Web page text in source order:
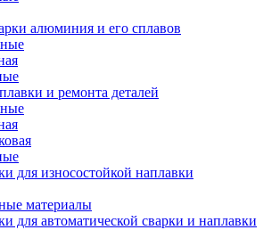
алюминия и его сплавов
и ремонта деталей
для износостойкой наплавки
материалы
для автоматической сварки и наплавки